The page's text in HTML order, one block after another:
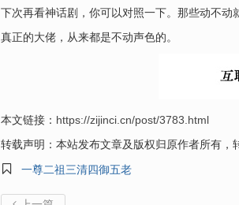
下次再看神话剧，你可以对照一下。那些动不动
真正的大佬，从来都是不动声色的。
本文链接： https://zijinci.cn/post/3783.html
转载声明：本站发布文章及版权归原作者所有，

一尊二祖三清四御五老